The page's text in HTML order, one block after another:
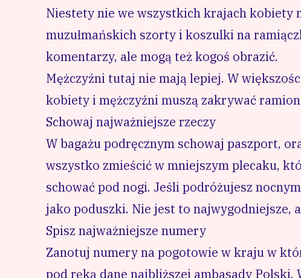
Niestety nie we wszystkich krajach kobiety
muzułmańskich szorty i koszulki na
komentarzy, ale mogą też kogoś obrazić.
Mężczyźni tutaj nie mają lepiej. W
kobiety i mężczyźni muszą zakrywać
Schowaj najważniejsze rzeczy
W bagażu podręcznym schowaj paszport,
wszystko zmieścić w mniejszym plecaku,
schować pod nogi. Jeśli podróżujesz
jako poduszki. Nie jest to najwygodniejsze,
Spisz najważniejsze numery
Zanotuj numery na pogotowie w kraju w
pod ręką dane najbliższej ambasady Polski.